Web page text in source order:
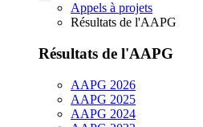
Appels à projets
Résultats de l'AAPG
Résultats de l'AAPG
AAPG 2026
AAPG 2025
AAPG 2024